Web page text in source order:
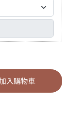
入購物車